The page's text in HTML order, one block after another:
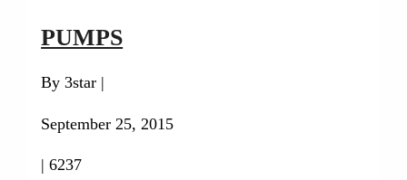
PUMPS
By 3star |
September 25, 2015
|6237